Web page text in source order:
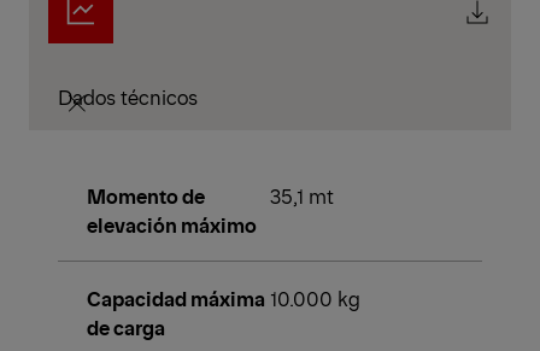
Dados técnicos
Momento de
elevación máximo
35,1 mt
Capacidad máxima
de carga
10.000 kg